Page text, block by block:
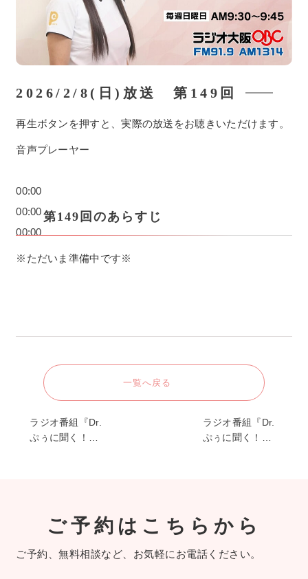
2026/2/8(日)放送 第149回
再生ボタンを押すと、実際の放送 をお聴きいただけます。
音声プレーヤー
00:00
00:00
00:00
第149回のあらすじ
※ただいま準備中です※
一覧へ戻る
ラジオ番組『Dr.
ぷぅに聞く！…
ラジオ番組『Dr.
ぷぅに聞く！…
ご予約はこちらから
ご予約、無料相談など、お気軽にお電話ください。